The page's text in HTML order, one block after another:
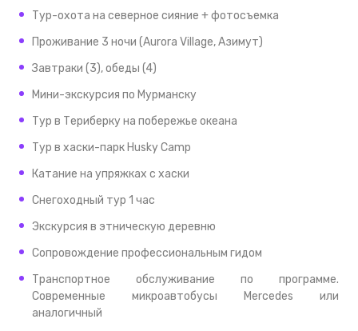
Тур-охота на северное сияние + фотосъемка
Проживание 3 ночи (Aurora Village, Азимут)
Завтраки (3), обеды (4)
Мини-экскурсия по Мурманску
Тур в Териберку на побережье океана
Тур в хаски-парк Husky Camp
Катание на упряжках с хаски
Снегоходный тур 1 час
Экскурсия в этническую деревню
Сопровождение профессиональным гидом
Транспортное обслуживание по программе.
Современные микроавтобусы Mercedes или
аналогичный